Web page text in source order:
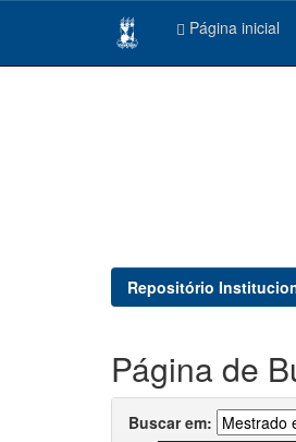
Página inicial
Repositório
Página de
Buscar em: